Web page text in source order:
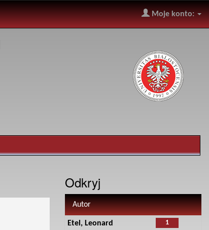
Moje konto:
Odkryj
Autor
1
Etel, Leonard